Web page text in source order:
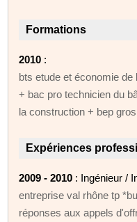
Formations
2010 :
bts etude et économie
+ bac pro technicien du
la construction + bep
Expériences
2009 - 2010 : Ingénieur /
entreprise val rhône tp
réponses aux appels